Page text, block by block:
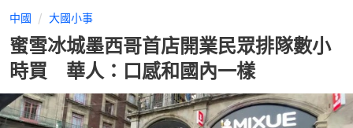
中國 大國小事
蜜雪冰城墨西哥首店開業民眾排隊數小
時買 華人：口感和國內一樣